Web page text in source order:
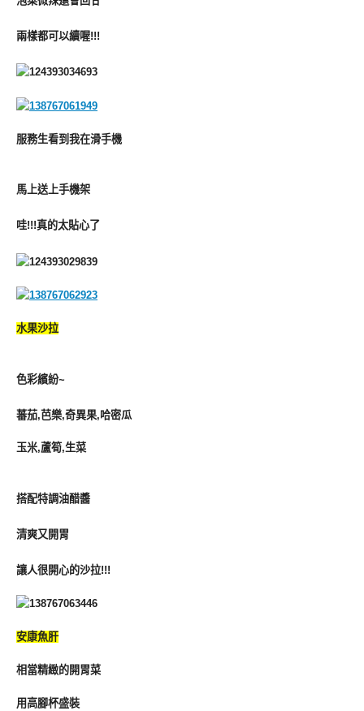
兩樣都可以續喔!!!
服務生看到我在滑手機
馬上送上手機架
哇!!!真的太貼心了
水果沙拉
色彩繽紛~
蕃茄,芭樂,奇異果,哈密瓜
玉米,蘆筍,生菜
搭配特調油醋醬
清爽又開胃
讓人很開心的沙拉!!!
安康魚肝
相當精緻的開胃菜
用高腳杯盛裝